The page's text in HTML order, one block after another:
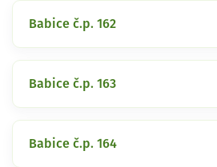
Babice č.p. 162
Babice č.p. 163
Babice č.p. 164